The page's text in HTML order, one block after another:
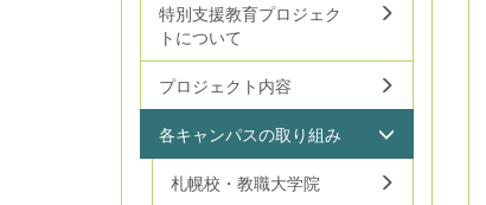
特別支援教育プロジェク
トについて
プロジェクト内容
各キャンパスの取り組み
札幌校・教職大学院